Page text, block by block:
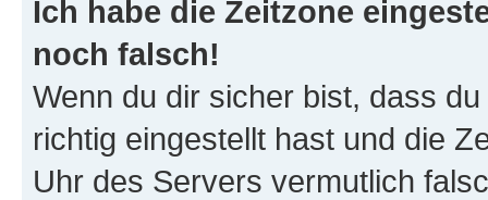
Ich habe die Zeitzone
noch falsch!
Wenn du dir sicher bist, dass
richtig eingestellt hast und die
Uhr des Servers vermutlich